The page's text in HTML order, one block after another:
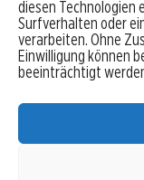
diesen Technologien
Surfverhalten oder
verarbeiten. Ohne
Einwilligung können
beeinträchtigt
Depotvergleich
Festgeld vergleichen
Tagesgeld vergleichen